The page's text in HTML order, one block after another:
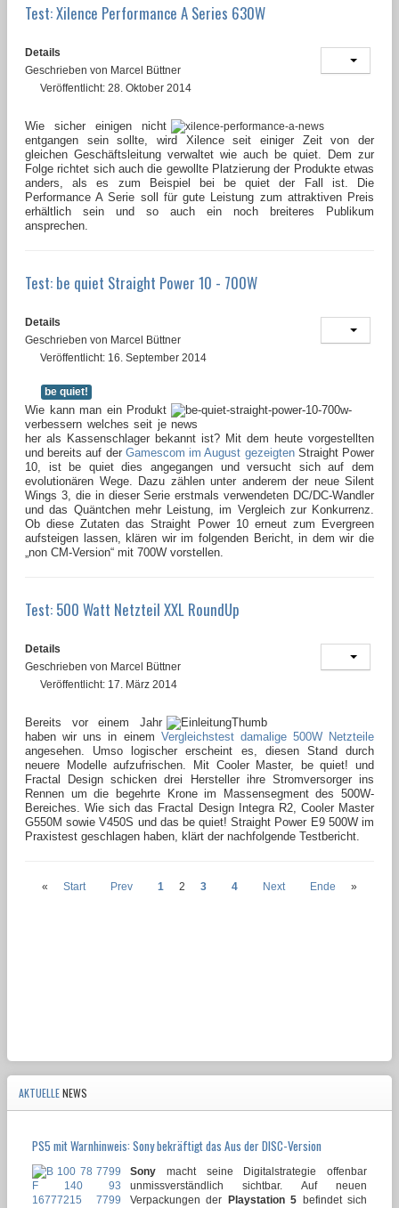
Test: Xilence Performance A Series 630W
Details
Geschrieben von Marcel Büttner
Veröffentlicht: 28. Oktober 2014
Wie sicher einigen nicht
entgangen sein sollte, wird Xilence seit einiger Zeit von der
gleichen Geschäftsleitung verwaltet wie auch be quiet. Dem zur
Folge richtet sich auch die gewollte Platzierung der Produkte etwas
anders, als es zum Beispiel bei be quiet der Fall ist. Die
Performance A Serie soll für gute Leistung zum attraktiven Preis
erhältlich sein und so auch ein noch breiteres Publikum
ansprechen.
Test: be quiet Straight Power 10 - 700W
Details
Geschrieben von Marcel Büttner
Veröffentlicht: 16. September 2014
be quiet!
Wie kann man ein Produkt
verbessern welches seit je
her als Kassenschlager bekannt ist? Mit dem heute vorgestellten
und bereits auf der Gamescom im August gezeigtenStraight Power
10, ist be quiet dies angegangen und versucht sich auf dem
evolutionären Wege. Dazu zählen unter anderem der neue Silent
Wings 3, die in dieser Serie erstmals verwendeten DC/DC-Wandler
und das Quäntchen mehr Leistung, im Vergleich zur Konkurrenz.
Ob diese Zutaten das Straight Power 10 erneut zum Evergreen
aufsteigen lassen, klären wir im folgenden Bericht, in dem wir die
„non CM-Version“ mit 700W vorstellen.
Test: 500 Watt Netzteil XXL RoundUp
Details
Geschrieben von Marcel Büttner
Veröffentlicht: 17. März 2014
Bereits vor einem Jahr
haben wir uns in einem Vergleichstest damalige 500W Netzteile
angesehen. Umso logischer erscheint es, diesen Stand durch
neuere Modelle aufzufrischen. Mit Cooler Master, be quiet! und
Fractal Design schicken drei Hersteller ihre Stromversorger ins
Rennen um die begehrte Krone im Massensegment des 500W-
Bereiches. Wie sich das Fractal Design Integra R2, Cooler Master
G550M sowie V450S und das be quiet! Straight Power E9 500W im
Praxistest geschlagen haben, klärt der nachfolgende Testbericht.
« Start Prev 1 2 3 4 Next Ende »
AKTUELLENEWS
PS5 mit Warnhinweis: Sony bekräftigt das Aus der DISC-Version
Sony macht seine Digitalstrategie offenbar
unmissverständlich sichtbar. Auf neuen
Verpackungen der Playstation 5 befindet sich